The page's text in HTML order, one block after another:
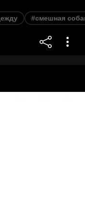
#смешная